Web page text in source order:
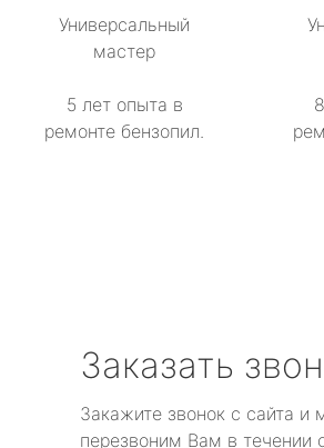
Универсальный
мастер
5 лет опыта в
ремонте бензопил.
Заказать
Закажите звонок с сайта и
перезвоним Вам в течении